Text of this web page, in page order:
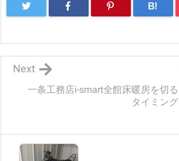
B!
一条工務店i-smart全館床暖房を切る
タイミング
Next